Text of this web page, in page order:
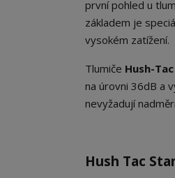
první pohled u
základem je
vysokém zatížení.
Tlumiče Hush-
na úrovni 36dB a
nevyžadují
Hush Tac